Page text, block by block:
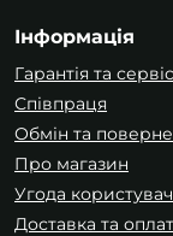
Інформація
Гарантія та сервіс
Співпраця
Обмін та
Про магазин
Угода
Доставка та